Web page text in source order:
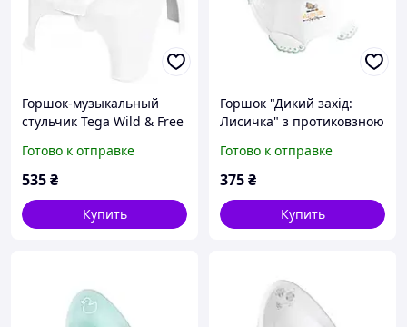
Горшок-музыкальный
стульчик Tega Wild & Free
Готово к отправке
535₴
Купить
Горшок "Дикий захід:
Лисичка" з протиковзною
Готово к отправке
375₴
Купить